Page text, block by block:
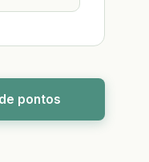
pontos